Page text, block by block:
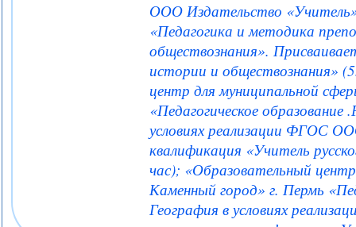
ООО Издательство
«Педагогика и методика
обществознания».
истории и обществознания»
центр для муниципальной
«Педагогическое
условиях реализации ФГОС
квалификация «Учитель
час); «Образовательный
Каменный город» г. Пермь
География в условиях